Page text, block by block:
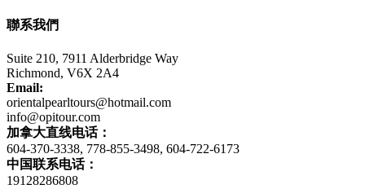
聯系我們
Suite 210, 7911 Alderbridge Way
Richmond, V6X 2A4
Email:
orientalpearltours@hotmail.com
info@opitour.com
加拿大直线电话：
604-370-3338, 778-855-3498, 604-722-6173
中国联系电话：
19128286808